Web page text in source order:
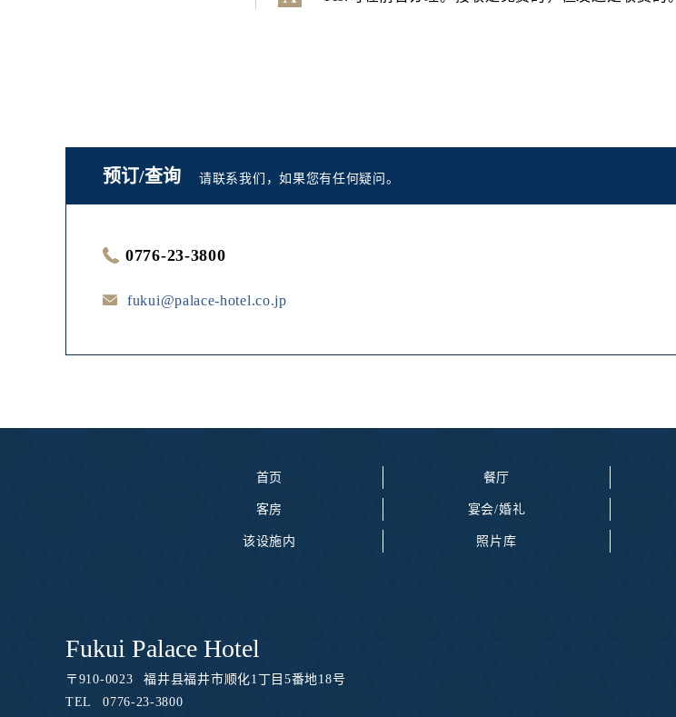
预订/查询 请联系我们，如果您有任何疑问。
0776-23-3800
fukui@palace-hotel.co.jp
首页
客房
该设施内
餐厅
宴会/婚礼
照片库
Fukui Palace Hotel
〒 910-0023
福井县福井市顺化1丁目5番地18号
TEL
0776-23-3800